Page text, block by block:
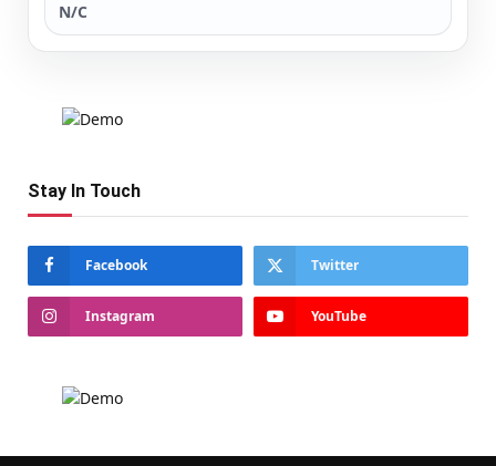
N/C
Stay In Touch
Facebook Twitter
Instagram YouTube